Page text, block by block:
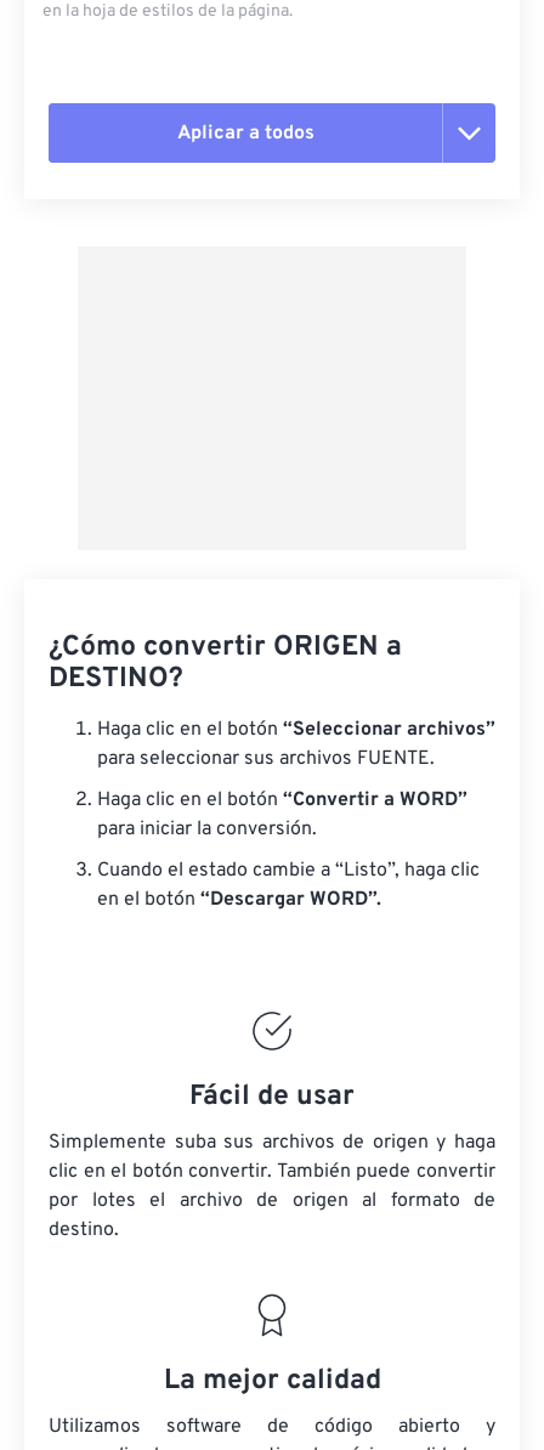
en la hoja de estilos de la página.
Aplicar a todos
¿Cómo convertir ORIGEN a
DESTINO?
Haga clic en el botón “Seleccionar archivos”
para seleccionar sus archivos FUENTE.
Haga clic en el botón “Convertir a WORD”
para iniciar la conversión.
Cuando el estado cambie a “Listo”, haga clic
en el botón “Descargar WORD”.
Fácil de usar
Simplemente suba sus archivos de origen y haga
clic en el botón convertir. También puede convertir
por lotes el archivo de origen al formato de
destino.
La mejor calidad
Utilizamos software de código abierto y